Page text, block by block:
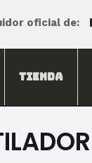
oficial de:
Tienda